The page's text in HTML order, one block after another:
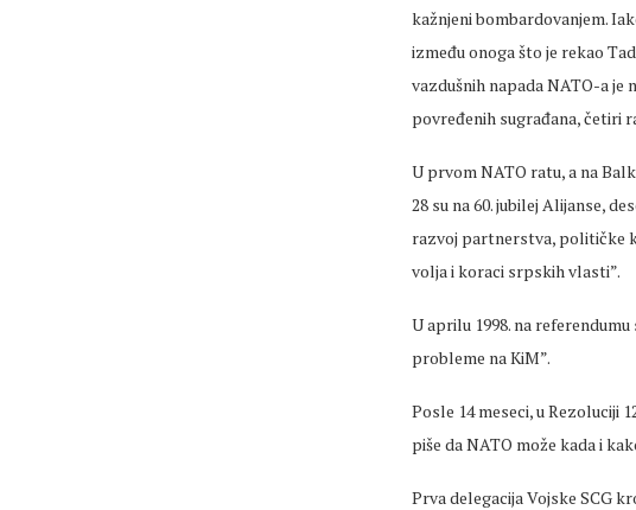
kažnjeni bombardovanjem.
između onoga što je rekao
vazdušnih napada NATO-a
povređenih sugrađana, četiri
U prvom NATO ratu, a na
28 su na 60. jubilej Alijanse,
razvoj partnerstva, političke
volja i koraci srpskih vlasti”.
U aprilu 1998. na
probleme na KiM”.
Posle 14 meseci, u Rezoluciji
piše da NATO može kada i
Prva delegacija Vojske SCG